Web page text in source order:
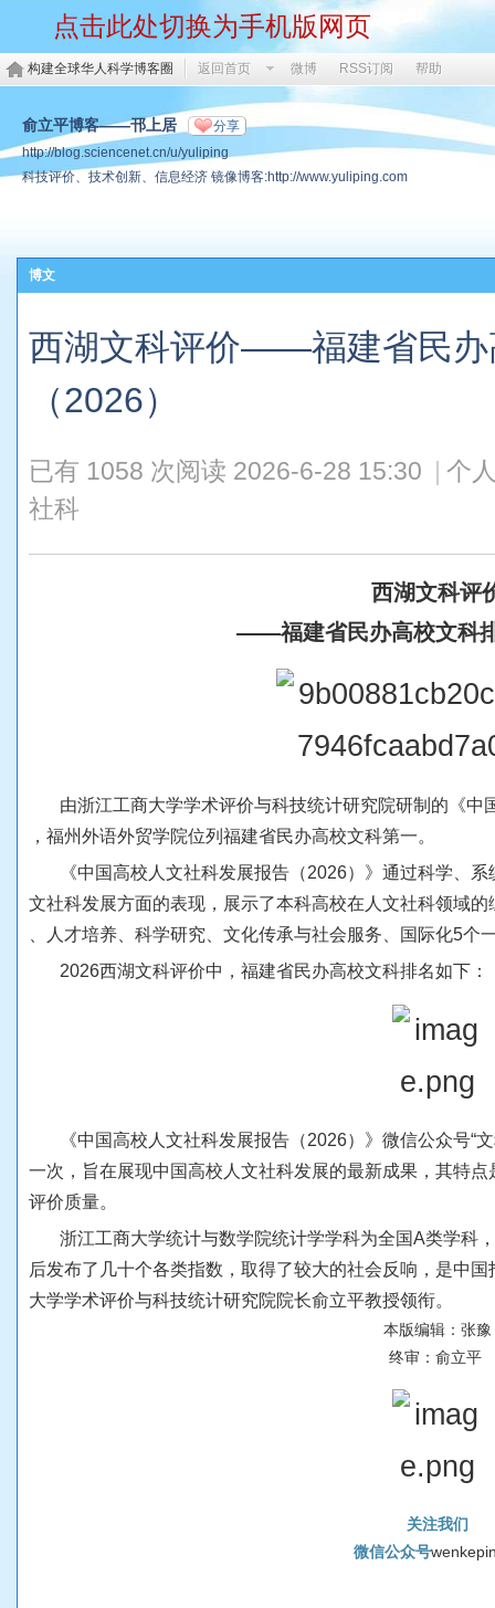
点击此处切换为手机版网页
构建全球华人科学博客圈 返回首页 微博 RSS订阅 帮助
俞立平博客——邗上居 分享
http://blog.sciencenet.cn/u/yuliping
科技评价、技术创新、信息经济 镜像博客:http://www.yuliping.com
博文
西湖文科评价——福建省民办
（2026）
已有 1058 次阅读 2026-6-28 15:30
个
社科
西湖文科评
——福建省民办高校文科
由浙江工商大学学术评价与科技统计研究院研制 的 《中
， 福州外语外贸学院位列 福建省民办高校文科第一。
《中 国高校 人 文社科发展报告 （2026） 》 通过科学 系
文社科发展方面的表现 ， 展示了本科高校在 人 文社科领域的
人 才培养 科学研究 文化传承与社会服务 国 际化5个
2026西湖文科评价中 ， 福建省民办高校文科排名如下 ：
《中 国高校 人 文社科发展报告 （2026） 》 微信公众号“文
一次 ， 旨在展现中 国高校 人 文社科发展的最新成果 ， 其特点
评价质量。
浙江工商大学统计与数学院统计学学科为全国A类学科 ，
后发布了 几十个各类指数 ， 取得了较大的社会反 响 ， 是中 国
大学学术评价与科技统计研究院院长俞立平教授领衔。
本版编辑 ： 张豫
终审 ： 俞立平
关注我们
微信公众号wenkepi